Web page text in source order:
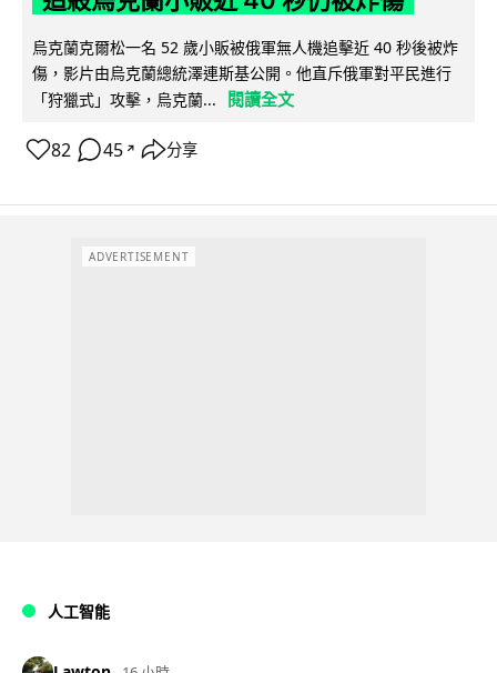
烏克蘭克爾松一名 52 歲小販被俄軍無人機追擊近 40 秒後被炸
傷，影片由烏克蘭總統澤連斯基公開。他直斥俄軍對平民進行
「狩獵式」攻擊，烏克蘭...
閱讀全文
82 45 ↗ 分享
ADVERTISEMENT
人工智能